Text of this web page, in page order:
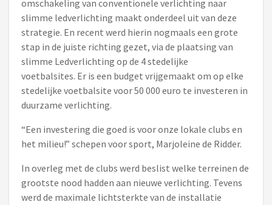
omschakeling van conventionele verlichting naar
slimme ledverlichting maakt onderdeel uit van deze
strategie. En recent werd hierin nogmaals een grote
stap in de juiste richting gezet, via de plaatsing van
slimme Ledverlichting op de 4 stedelijke
voetbalsites. Er is een budget vrijgemaakt om op elke
stedelijke voetbalsite voor 50 000 euro te investeren in
duurzame verlichting.
“Een investering die goed is voor onze lokale clubs en
het milieu!” schepen voor sport, Marjoleine de Ridder.
In overleg met de clubs werd beslist welke terreinen de
grootste nood hadden aan nieuwe verlichting. Tevens
werd de maximale lichtsterkte van de installatie